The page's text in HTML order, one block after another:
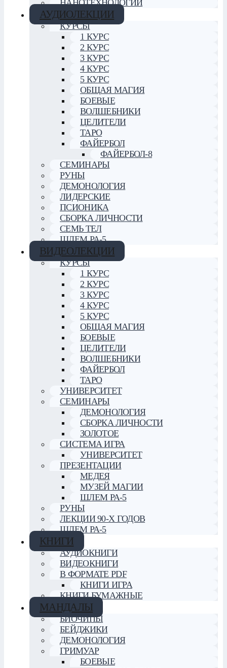
НАНОТЕХНОЛОГИИ
АУДИОЛЕКЦИИ
КУРСЫ
1 КУРС
2 КУРС
3 КУРС
4 КУРС
5 КУРС
ОБЩАЯ МАГИЯ
БОЕВЫЕ
ВОЛШЕБНИКИ
ЦЕЛИТЕЛИ
ТАРО
ФАЙЕРБОЛ
ФАЙЕРБОЛ-8
СЕМИНАРЫ
РУНЫ
ДЕМОНОЛОГИЯ
ЛИДЕРСКИЕ
ПСИОНИКА
СБОРКА ЛИЧНОСТИ
СЕМЬ ТЕЛ
ШЛЕМ РА-5
ВИДЕОЛЕКЦИИ
КУРСЫ
1 КУРС
2 КУРС
3 КУРС
4 КУРС
5 КУРС
ОБЩАЯ МАГИЯ
БОЕВЫЕ
ЦЕЛИТЕЛИ
ВОЛШЕБНИКИ
ФАЙЕРБОЛ
ТАРО
УНИВЕРСИТЕТ
СЕМИНАРЫ
ДЕМОНОЛОГИЯ
СБОРКА ЛИЧНОСТИ
ЗОЛОТОЕ
СИСТЕМА ИГРА
УНИВЕРСИТЕТ
ПРЕЗЕНТАЦИИ
МЕДЕЯ
МУЗЕЙ МАГИИ
ШЛЕМ РА-5
РУНЫ
ЛЕКЦИИ 90-Х ГОДОВ
ШЛЕМ РА-5
КНИГИ
АУДИОКНИГИ
ВИДЕОКНИГИ
В ФОРМАТЕ PDF
КНИГИ ИГРА
КНИГИ БУМАЖНЫЕ
МАНДАЛЫ
БИОЧИПЫ
БЕЙДЖИКИ
ДЕМОНОЛОГИЯ
ГРИМУАР
БОЕВЫЕ